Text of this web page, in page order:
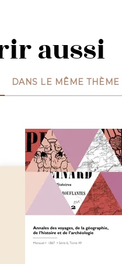
aussi
DANS LE MÊME THÈME